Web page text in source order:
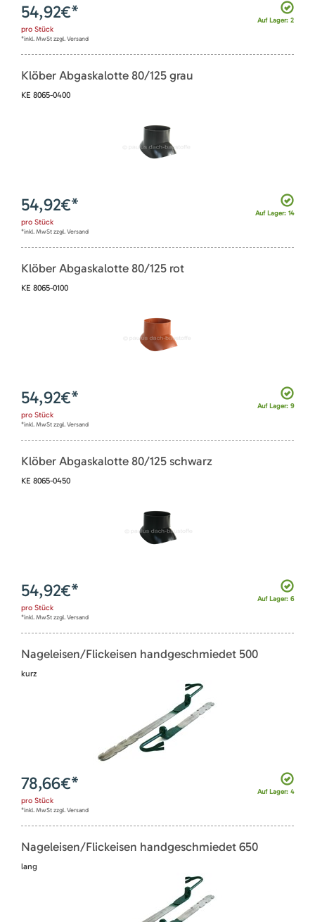
Auf Lager: 2
54,92€*
pro Stück
*inkl. MwSt zzgl. Versand
Klöber Abgaskalotte 80/125 grau
KE 8065-0400
Auf Lager: 14
54,92€*
pro Stück
*inkl. MwSt zzgl. Versand
Klöber Abgaskalotte 80/125 rot
KE 8065-0100
Auf Lager: 9
54,92€*
pro Stück
*inkl. MwSt zzgl. Versand
Klöber Abgaskalotte 80/125 schwarz
KE 8065-0450
Auf Lager: 6
54,92€*
pro Stück
*inkl. MwSt zzgl. Versand
Nageleisen/Flickeisen handgeschmiedet 500
kurz
Auf Lager: 4
78,66€*
pro Stück
*inkl. MwSt zzgl. Versand
Nageleisen/Flickeisen handgeschmiedet 650
lang